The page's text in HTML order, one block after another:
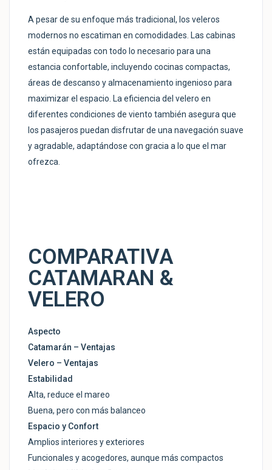
A pesar de su enfoque más tradicional, los veleros
modernos no escatiman en comodidades. Las cabinas
están equipadas con todo lo necesario para una
estancia confortable, incluyendo cocinas compactas,
áreas de descanso y almacenamiento ingenioso para
maximizar el espacio. La eficiencia del velero en
diferentes condiciones de viento también asegura que
los pasajeros puedan disfrutar de una navegación suave
y agradable, adaptándose con gracia a lo que el mar
ofrezca.
COMPARATIVA
CATAMARAN &
VELERO
Aspecto
Catamarán – Ventajas
Velero – Ventajas
Estabilidad
Alta, reduce el mareo
Buena, pero con más balanceo
Espacio y Confort
Amplios interiores y exteriores
Funcionales y acogedores, aunque más compactos